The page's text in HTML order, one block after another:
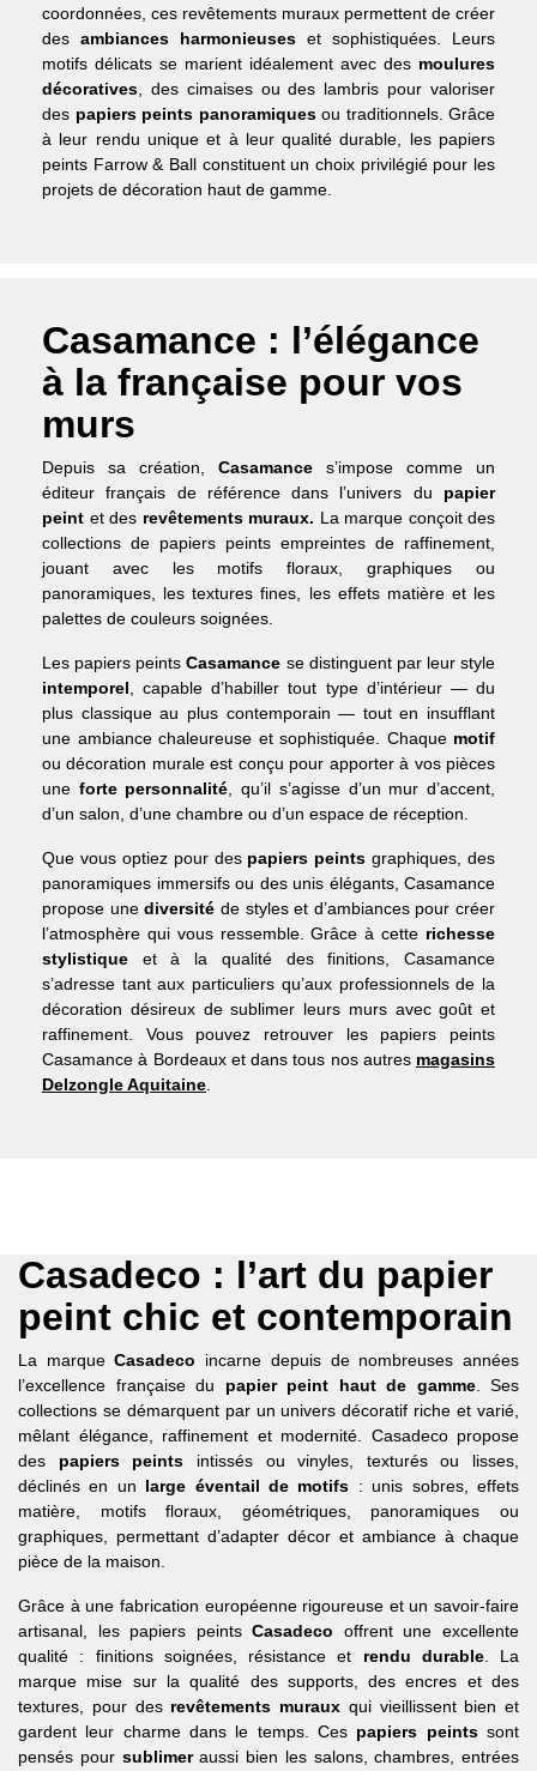
coordonnées, ces revêtements muraux permettent de créer
des ambiances harmonieuses et sophistiquées. Leurs
motifs délicats se marient idéalement avec des moulures
décoratives, des cimaises ou des lambris pour valoriser
des papiers peints panoramiquesou traditionnels. Grâce
à leur rendu unique et à leur qualité durable, les papiers
peints Farrow & Ball constituent un choix privilégié pour les
projets de décoration haut de gamme.
Casamance : l’élégance
à la française pour vos
murs
Depuis sa création, Casamance s’impose comme un
éditeur français de référence dans l’univers du papier
peint et des revêtements muraux. La marque conçoit des
collections de papiers peints empreintes de raffinement,
jouant avec les motifs floraux, graphiques ou
panoramiques, les textures fines, les effets matière et les
palettes de couleurs soignées.
Les papiers peintsCasamance se distinguent par leur style
intemporel, capable d’habiller tout type d’intérieur — du
plus classique au plus contemporain — tout en insufflant
une ambiance chaleureuse et sophistiquée. Chaque motif
ou décoration murale est conçu pour apporter à vos pièces
une forte personnalité, qu’il s’agisse d’un mur d’accent,
d’un salon, d’une chambre ou d’un espace de réception.
Que vous optiez pour des papiers peints graphiques, des
panoramiques immersifs ou des unis élégants, Casamance
propose unediversité de styles et d’ambiances pour créer
l’atmosphère qui vous ressemble. Grâce à cette richesse
stylistique et à la qualité des finitions, Casamance
s’adresse tant aux particuliers qu’aux professionnels de la
décoration désireux de sublimer leurs murs avec goût et
raffinement. Vous pouvez retrouver les papiers peints
Casamance à Bordeaux et dans tous nos autres magasins
Delzongle Aquitaine.
Casadeco : l’art du papier
peint chic et contemporain
La marqueCasadeco incarne depuis de nombreuses années
l’excellence française du papier peint haut de gamme. Ses
collections se démarquent par un univers décoratif riche et varié,
mêlant élégance, raffinement et modernité. Casadeco propose
des papiers peints intissés ou vinyles, texturés ou lisses,
déclinés en un large éventail de motifs : unis sobres, effets
matière, motifs floraux, géométriques, panoramiques ou
graphiques, permettant d’adapter décor et ambiance à chaque
pièce de la maison.
Grâce à une fabrication européenne rigoureuse et un savoir-faire
artisanal, les papiers peintsCasadeco offrent une excellente
qualité : finitions soignées, résistance et rendu durable. La
marque mise sur la qualité des supports, des encres et des
textures, pour des revêtements muraux qui vieillissent bien et
gardent leur charme dans le temps. Ces papiers peintssont
pensés pour sublimeraussi bien les salons, chambres, entrées